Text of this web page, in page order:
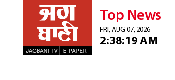
Top News
FRI, AUG 07, 2026
2:38:19 AM